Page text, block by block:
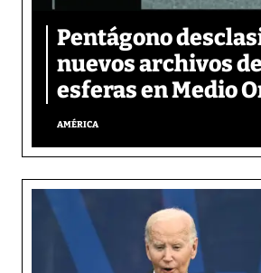
Pentágono
nuevos archivos
esferas en Medio
AMÉRICA